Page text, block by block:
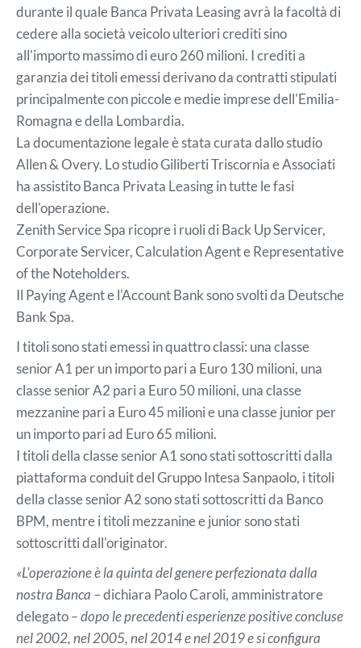
durante il quale Banca Privata Leasing avrà la facoltà di
cedere alla società veicolo ulteriori crediti sino
all'importo massimo di euro 260 milioni. I crediti a
garanzia dei titoli emessi derivano da contratti stipulati
principalmente con piccole e medie imprese dell'Emilia-
Romagna e della Lombardia.
La documentazione legale è stata curata dallo studio
Allen & Overy. Lo studio Giliberti Triscornia e Associati
ha assistito Banca Privata Leasing in tutte le fasi
dell'operazione.
Zenith Service Spa ricopre i ruoli di Back Up Servicer,
Corporate Servicer, Calculation Agent e Representative
of the Noteholders.
Il Paying Agent e l'Account Bank sono svolti da Deutsche
Bank Spa.
I titoli sono stati emessi in quattro classi: una classe
senior A1 per un importo pari a Euro 130 milioni, una
classe senior A2 pari a Euro 50 milioni, una classe
mezzanine pari a Euro 45 milioni e una classe junior per
un importo pari ad Euro 65 milioni.
I titoli della classe senior A1 sono stati sottoscritti dalla
piattaforma conduit del Gruppo Intesa Sanpaolo, i titoli
della classe senior A2 sono stati sottoscritti da Banco
BPM, mentre i titoli mezzanine e junior sono stati
sottoscritti dall'originator.
«L'operazione è la quinta del genere perfezionata dalla
nostra Banca – dichiara Paolo Caroli, amministratore
delegato– dopo le precedenti esperienze positive concluse
nel 2002, nel 2005, nel 2014 e nel 2019 e si configura